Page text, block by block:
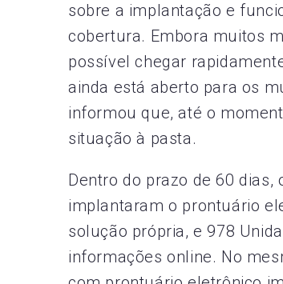
sobre a implantação e
cobertura. Embora muitos
possível chegar
ainda está aberto para os
informou que, até o
situação à pasta.
Dentro do prazo de 60
implantaram o prontuário
solução própria, e 978
informações online. No